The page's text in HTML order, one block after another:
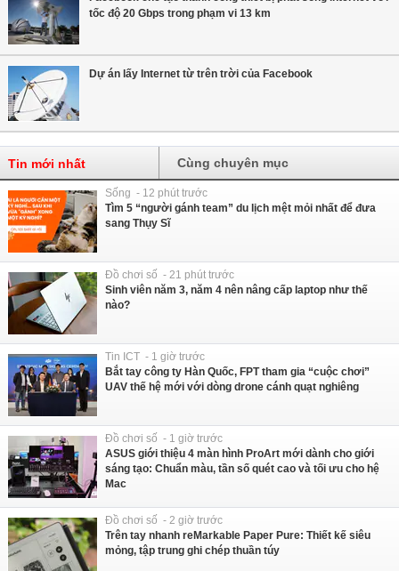
tốc độ 20 Gbps trong phạm vi 13 km
Dự án lấy Internet từ trên trời của Facebook
Tin mới nhất Cùng chuyên mục
Sống - 12 phút trước
Tìm 5 “người gánh team” du lịch mệt mỏi nhất để đưa
sang Thụy Sĩ
Đồ chơi số - 21 phút trước
Sinh viên năm 3, năm 4 nên nâng cấp laptop như thế
nào?
Tin ICT - 1 giờ trước
Bắt tay công ty Hàn Quốc, FPT tham gia “cuộc chơi”
UAV thế hệ mới với dòng drone cánh quạt nghiêng
Đồ chơi số - 1 giờ trước
ASUS giới thiệu 4 màn hình ProArt mới dành cho giới
sáng tạo: Chuẩn màu, tần số quét cao và tối ưu cho hệ
Mac
Đồ chơi số - 2 giờ trước
Trên tay nhanh reMarkable Paper Pure: Thiết kế siêu
mỏng, tập trung ghi chép thuần túy